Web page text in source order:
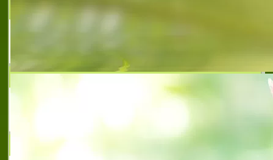
НАСЖ
жилищата в България
Намерете Вашия нов дом във Варна чрез
VARNA PROPERTY CARE